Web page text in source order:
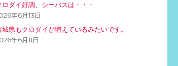
ロダイ好調、シーバスは・・・
年6月13日
城県もクロダイが増えているみたいです。
年6月11日